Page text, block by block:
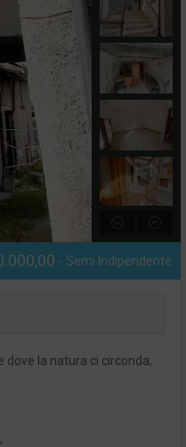
- Semi Indipendente
dove la natura ci circonda,